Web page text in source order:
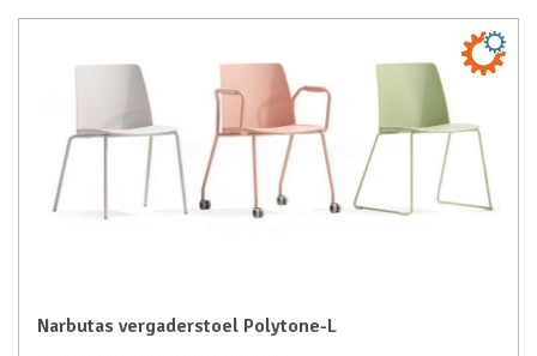
Narbutas vergaderstoel Polytone-L